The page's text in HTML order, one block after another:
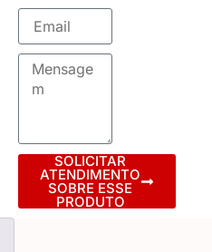
SOLICITAR
ATENDIMENTO
SOBRE ESSE
PRODUTO